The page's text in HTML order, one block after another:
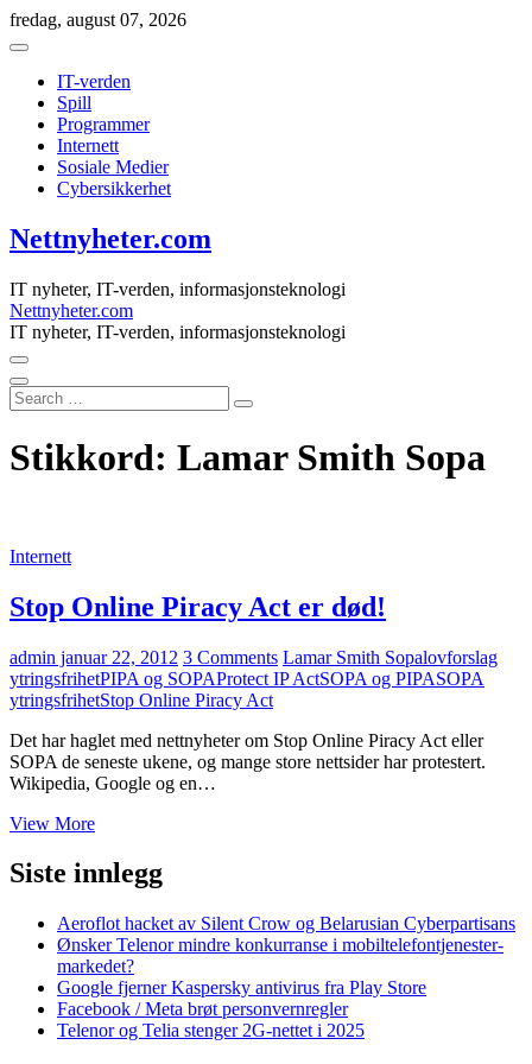
Skip
to
fredag, august 07, 2026
IT-verden
Spill
Programmer
Internett
Sosiale Medier
Cybersikkerhet
Nettnyheter.com
IT nyheter, IT-verden, informasjonsteknologi
Nettnyheter.com
IT nyheter, IT-verden, informasjonsteknologi
Search
…
Stikkord: Lamar Smith Sopa
Internett
Stop Online Piracy Act er død!
admin januar 22, 2012 3 Comments Lamar Smith Sopalovforslag
ytringsfrihetPIPA og SOPAProtect IP ActSOPA og PIPASOPA
ytringsfrihetStop Online Piracy Act
Det har haglet med nettnyheter om Stop Online Piracy Act eller
SOPA de seneste ukene, og mange store nettsider har protestert.
Wikipedia, Google og en…
View MoreStop
Piracy
Act
død!
Siste innlegg
Aeroflot hacket av Silent Crow og Belarusian Cyberpartisans
Ønsker Telenor mindre konkurranse i mobiltelefontjenester-
markedet?
Google fjerner Kaspersky antivirus fra Play Store
Facebook / Meta brøt personvernregler
Telenor og Telia stenger 2G-nettet i 2025